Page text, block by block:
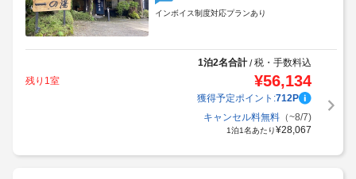
インボイス制度対応プランあり
1泊2名合計/税・手数料込
残り1室
¥56,134
獲得予定ポイント:712P
キャンセル料無料（~8/7)
1泊1名あたり¥28,067